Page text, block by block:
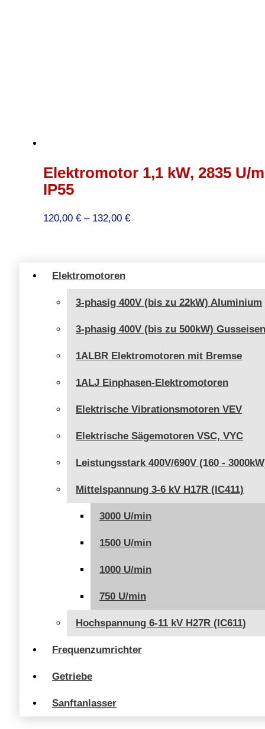
Elektromotoren
3-phasig 400V (bis zu 22kW) Aluminium
3-phasig 400V (bis zu 500kW) Gusseisen
1ALBR Elektromotoren mit Bremse
1ALJ Einphasen-Elektromotoren
Elektrische Vibrationsmotoren VEV
Elektrische Sägemotoren VSC, VYC
Leistungsstark 400V/690V (160 -
Mittelspannung 3-6 kV H17R (IC411)
3000 U/min
1500 U/min
1000 U/min
750 U/min
Hochspannung 6-11 kV H27R (IC611)
Frequenzumrichter
Getriebe
Sanftanlasser
Elektromotor 1,1 kW, 2835 U/
IP55
120,00 € – 132,00 €Preisspanne: